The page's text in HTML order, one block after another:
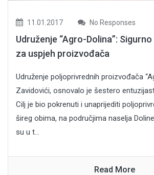
11.01.2017 No Responses
Udruženje “Agro-Dolina”:
za uspjeh proizvođača
Udruženje poljoprivrednih proizvođača
Zavidovići, osnovalo je šestero
Cilj je bio pokrenuti i unaprijediti
šireg obima, na područjima naselja
su u t...
Read More